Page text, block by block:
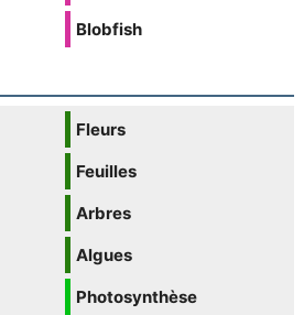
Blobfish
Fleurs
Feuilles
Arbres
Algues
Photosynthèse